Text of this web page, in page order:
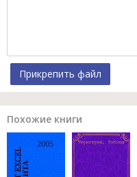
Прикрепить файл
Похожие книги